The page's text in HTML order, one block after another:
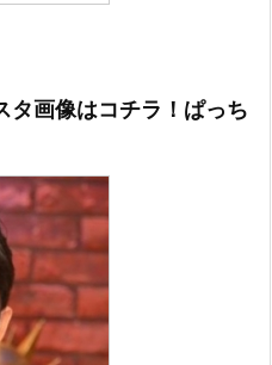
タ画像はコチラ！ぱっち